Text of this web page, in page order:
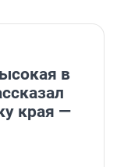
в
края —